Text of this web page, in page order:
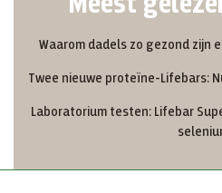
Waarom dadels zo gezond zijn
Twee nieuwe proteïne-Lifebars:
Laboratorium testen: Lifebar